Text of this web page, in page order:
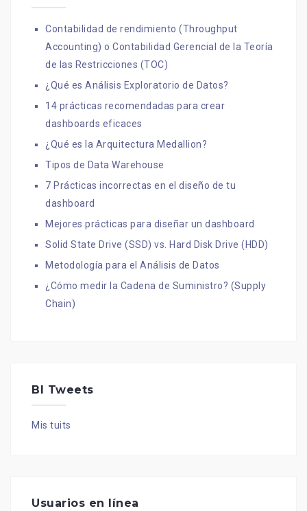
Contabilidad de rendimiento (Throughput
Accounting) o Contabilidad Gerencial de la Teoría
de las Restricciones (TOC)
¿Qué es Análisis Exploratorio de Datos?
14 prácticas recomendadas para crear
dashboards eficaces
¿Qué es la Arquitectura Medallion?
Tipos de Data Warehouse
7 Prácticas incorrectas en el diseño de tu
dashboard
Mejores prácticas para diseñar un dashboard
Solid State Drive (SSD) vs. Hard Disk Drive (HDD)
Metodología para el Análisis de Datos
¿Cómo medir la Cadena de Suministro? (Supply
Chain)
BI Tweets
Mis tuits
Usuarios en línea